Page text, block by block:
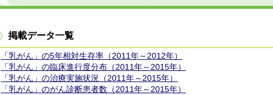
掲載データ一覧
「乳がん」の5年相対生存率（2011年～2012年）
「乳がん」の臨床進行度分布（2011年～2015年）
「乳がん」の治療実施状況（2011年～2015年）
「乳がん」のがん診断患者数（2011年～2015年）